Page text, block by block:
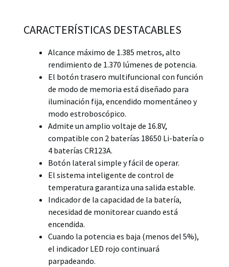
CARACTERÍSTICAS DESTACABLES
Alcance máximo de 1.385 metros, alto
rendimiento de 1.370 lúmenes de potencia.
El botón trasero multifuncional con función
de modo de memoria está diseñado para
iluminación fija, encendido momentáneo y
modo estroboscópico.
Admite un amplio voltaje de 16.8V,
compatible con 2 baterías 18650 Li-batería o
4 baterías CR123A.
Botón lateral simple y fácil de operar.
El sistema inteligente de control de
temperatura garantiza una salida estable.
Indicador de la capacidad de la batería,
necesidad de monitorear cuando está
encendida.
Cuando la potencia es baja (menos del 5%),
el indicador LED rojo continuará
parpadeando.